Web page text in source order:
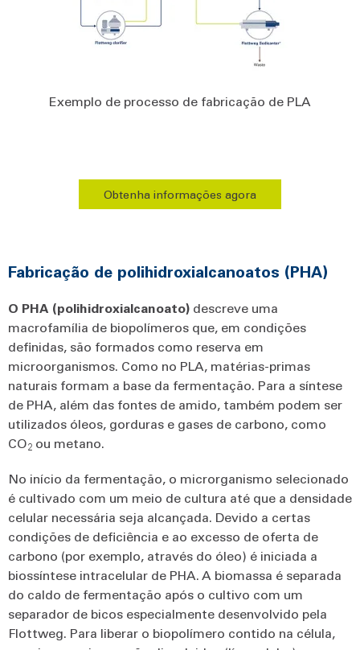
Exemplo de processo de fabricação de PLA
Obtenha informações agora
Fabricação de polihidroxialcanoatos (PHA)
O PHA (polihidroxialcanoato) descreve uma
macrofamília de biopolímeros que, em condições
definidas, são formados como reserva em
microorganismos. Como no PLA, matérias-primas
naturais formam a base da fermentação. Para a síntese
de PHA, além das fontes de amido, também podem ser
utilizados óleos, gorduras e gases de carbono, como
CO2 ou metano.
No início da fermentação, o microrganismo selecionado
é cultivado com um meio de cultura até que a densidade
celular necessária seja alcançada. Devido a certas
condições de deficiência e ao excesso de oferta de
carbono (por exemplo, através do óleo) é iniciada a
biossíntese intracelular de PHA. A biomassa é separada
do caldo de fermentação após o cultivo com um
separador de bicos especialmente desenvolvido pela
Flottweg. Para liberar o biopolímero contido na célula,